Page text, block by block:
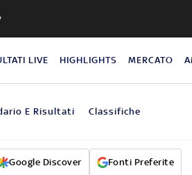
LIVE HIGHLIGHTS MERCATO
E Risultati Classifiche
Google Discover Fonti Preferite